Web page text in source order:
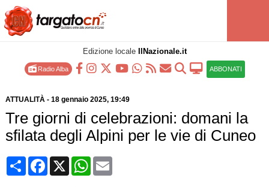
Edizione locale IlNazionale.it
Radio Alba ABBONATI
ATTUALITÀ- 18 gennaio 2025, 19:49
Tre giorni di celebrazioni: domani la
sfilata degli Alpini per le vie di Cuneo
CondividiFacebook
X WhatsApp
Email